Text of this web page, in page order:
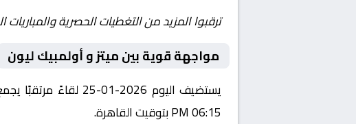
ترقبوا المزيد من التغطيات الحصرية
مواجهة قوية بين ميتز و أولمبيك ليون
يستضيف اليوم
06:15 PM بتوقيت القاهرة.